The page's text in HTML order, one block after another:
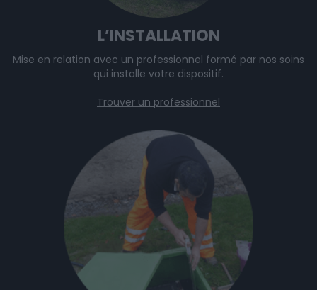
L’INSTALLATION
Mise en relation avec un professionnel formé par nos soins
qui installe votre dispositif.
Trouver un professionnel